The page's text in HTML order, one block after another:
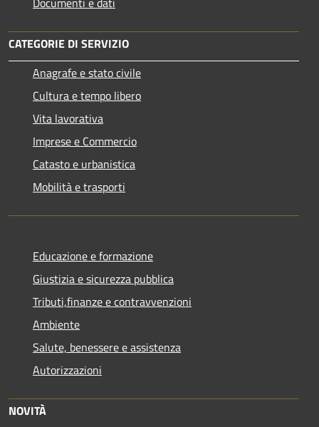
CATEGORIE DI SERVIZIO
Anagrafe e stato civile
Cultura e tempo libero
Vita lavorativa
Imprese e Commercio
Catasto e urbanistica
Mobilità e trasporti
Educazione e formazione
Giustizia e sicurezza pubblica
Tributi,finanze e contravvenzioni
Ambiente
Salute, benessere e assistenza
Autorizzazioni
NOVITÀ